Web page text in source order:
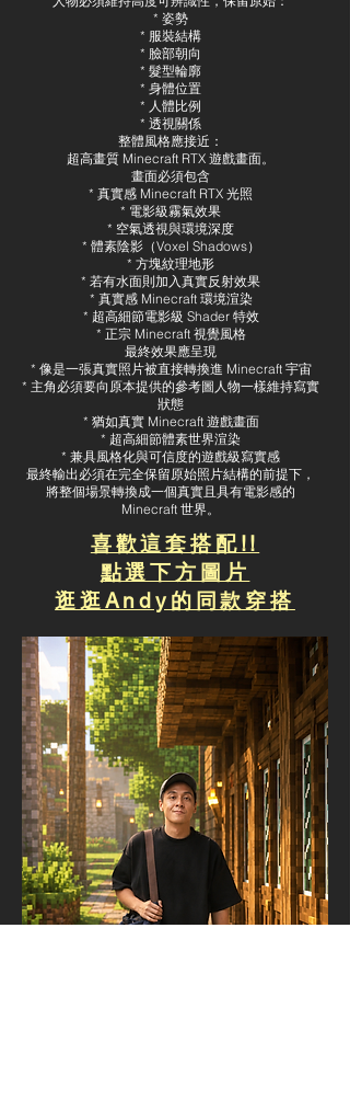
* 姿勢
* 服裝結構
* 臉部朝向
* 髮型輪廓
* 身體位置
* 人體比例
* 透視關係
整體風格應接近：
超高畫質 Minecraft RTX 遊戲畫面。
畫面必須包含
* 真實感 Minecraft RTX 光照
* 電影級霧氣效果
* 空氣透視與環境深度
* 體素陰影（Voxel Shadows）
* 方塊紋理地形
* 若有水面則加入真實反射效果
* 真實感 Minecraft 環境渲染
* 超高細節電影級 Shader 特效
* 正宗 Minecraft 視覺風格
最終效果應呈現
* 像是一張真實照片被直接轉換進 Minecraft 宇宙
* 主角必須要向原本提供的參考圖人物一樣維持寫實
狀態
* 猶如真實 Minecraft 遊戲畫面
* 超高細節體素世界渲染
* 兼具風格化與可信度的遊戲級寫實感
最終輸出必須在完全保留原始照片結構的前提下，
將整個場景轉換成一個真實且具有電影感的
Minecraft 世界。
喜歡這套搭配!!
點選下方圖片
逛逛Andy的同款穿搭